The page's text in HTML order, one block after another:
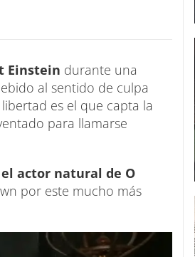
Einstein durante una
al sentido de culpa
es el que capta la
para llamarse
el actor natural de O
por este mucho más